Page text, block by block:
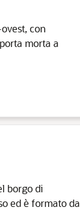
con
morta a
borgo di
ed è formato da